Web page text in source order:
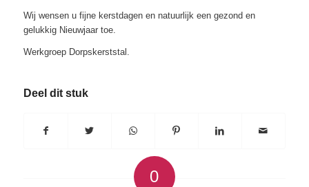
Wij wensen u fijne kerstdagen en natuurlijk een gezond en
gelukkig Nieuwjaar toe.
Werkgroep Dorpskerststal.
Deel dit stuk
0